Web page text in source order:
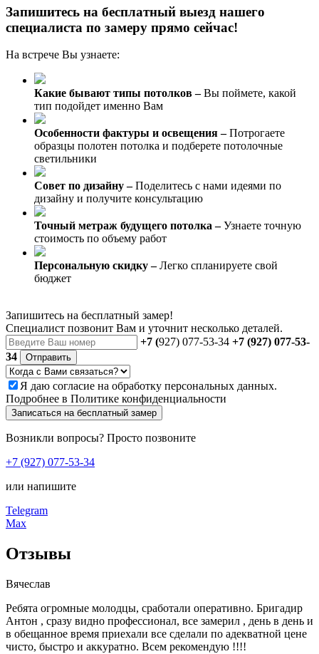
Запишитесь на бесплатный выезд нашего
специалиста по замеру прямо сейчас!
На встрече Вы узнаете:
Какие бывают типы потолков –Вы поймете, какой
тип подойдет именно Вам
Особенности фактуры и освещения –Потрогаете
образцы полотен потолка и подберете потолочные
светильники
Совет по дизайну –Поделитесь с нами идеями по
дизайну и получите консультацию
Точный метраж будущего потолка –Узнаете точную
стоимость по объему работ
Персональную скидку –Легко спланируете свой
бюджет
Запишитесь на бесплатный замер!
Специалист позвонит Вам и уточнит несколько деталей.
+7 (927) 077-53-34 +7 (927) 077-53-
34
Отправить
Я даю согласие на обработку персональных данных.
Подробнее в Политике конфиденциальности
Записаться на бесплатный замер
Возникли вопросы? Просто позвоните
+7 (927) 077-53-34
или напишите
Telegram
Max
Отзывы
Вячеслав
Ребята огромные молодцы, сработали оперативно. Бригадир
Антон , сразу видно профессионал, все замерил , день в день и
в обещанное время приехали все сделали по адекватной цене
чисто, быстро и аккуратно. Всем рекомендую !!!!